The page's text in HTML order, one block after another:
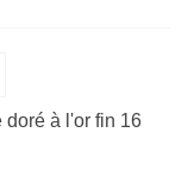
à l'or fin 16